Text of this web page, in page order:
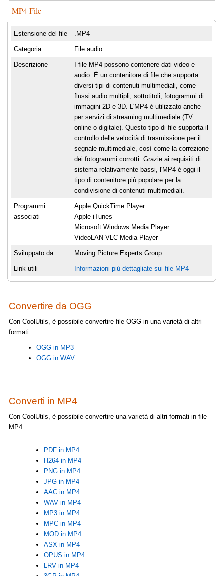
MP4 File
Estensione del file .MP4
Categoria File audio
Descrizione
I file MP4 possono contenere dati video e
audio. È un contenitore di file che supporta
diversi tipi di contenuti multimediali, come
flussi audio multipli, sottotitoli, fotogrammi di
immagini 2D e 3D. L'MP4 è utilizzato anche
per servizi di streaming multimediale (TV
online o digitale). Questo tipo di file supporta il
controllo delle velocità di trasmissione per il
segnale multimediale, così come la correzione
dei fotogrammi corrotti. Grazie ai requisiti di
sistema relativamente bassi, l'MP4 è oggi il
tipo di contenitore più popolare per la
condivisione di contenuti multimediali.
Programmi
associati
Apple QuickTime Player
Apple iTunes
Microsoft Windows Media Player
VideoLAN VLC Media Player
Sviluppato da Moving Picture Experts Group
Link utili Informazioni più dettagliate sui file MP4
Convertire da OGG
Con CoolUtils, è possibile convertire file OGG in una varietà di altri
formati:
OGG in MP3
OGG in WAV
Converti in MP4
Con CoolUtils, è possibile convertire una varietà di altri formati in file
MP4:
PDF in MP4
H264 in MP4
PNG in MP4
JPG in MP4
AAC in MP4
WAV in MP4
MP3 in MP4
MPC in MP4
MOD in MP4
ASX in MP4
OPUS in MP4
LRV in MP4